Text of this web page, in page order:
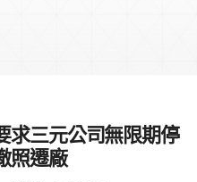
求三元公司無限期停
照遷廠